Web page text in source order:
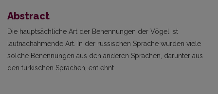
Abstract
Die hauptsächliche Art der Benennungen der Vögel ist
lautnachahmende Art. In der russischen Sprache wurden viele
solche Benennungen aus den anderen Sprachen, darunter aus
den türkischen Sprachen, entlehnt.